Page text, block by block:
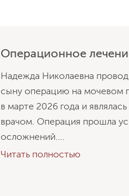
Операционное
Надежда Николаевна
сыну операцию на мочевом
в марте 2026 года и
врачом. Операция прошла
осложнений....
Читать полностью